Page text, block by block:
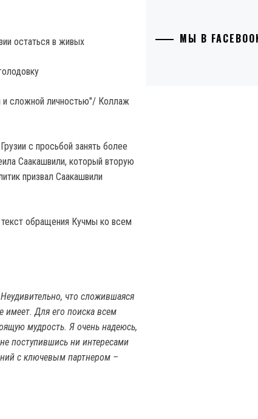
остаться в живых
и сложной личностью"/ Коллаж
с просьбой занять более
Саакашвили, который вторую
призвал Саакашвили
обращения Кучмы ко всем
что сложившаяся
имеет. Для его поиска всем
мудрость. Я очень надеюсь,
поступившись ни интересами
с ключевым партнером –
МЫ В